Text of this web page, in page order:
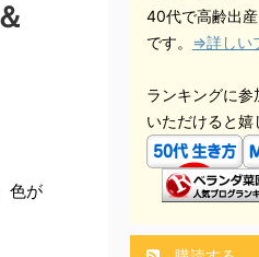
色が
40代で高齢出
です。 ⇒詳しい
ランキングに
いただけると嬉